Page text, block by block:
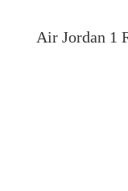
Air Jordan 1